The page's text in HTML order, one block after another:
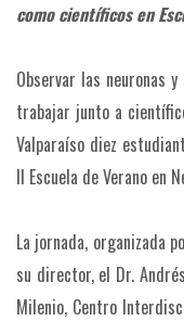
como científicos en
Observar las neuronas
trabajar junto a
Valparaíso diez
II Escuela de Verano en
La jornada, organizada
su director, el Dr.
Milenio, Centro